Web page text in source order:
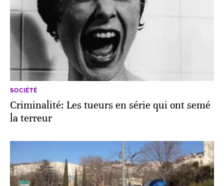
SOCIÉTÉ
Criminalité: Les tueurs en série qui ont semé
la terreur